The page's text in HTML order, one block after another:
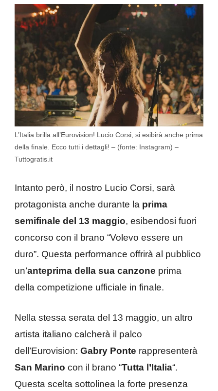
L’Italia brilla all’Eurovision! Lucio Corsi, si esibirà anche prima
della finale. Ecco tutti i dettagli! – (fonte: Instagram) –
Tuttogratis.it
Intanto però, il nostro Lucio Corsi, sarà
protagonista anche durante la prima
semifinale del 13 maggio, esibendosi fuori
concorso con il brano “Volevo essere un
duro”. Questa performance offrirà al pubblico
un’anteprima della sua canzone prima
della competizione ufficiale in finale.
Nella stessa serata del 13 maggio, un altro
artista italiano calcherà il palco
dell’Eurovision: Gabry Ponte rappresenterà
San Marino con il brano “Tutta l’Italia“.
Questa scelta sottolinea la forte presenza